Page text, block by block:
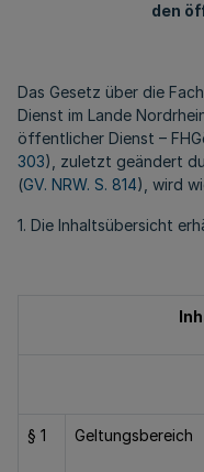
den
Das Gesetz über die
Dienst im Lande
öffentlicher Dienst –
303), zuletzt geändert
(GV. NRW. S. 814), wird
1. Die Inhaltsübersicht
§ 1 Geltungsbereich